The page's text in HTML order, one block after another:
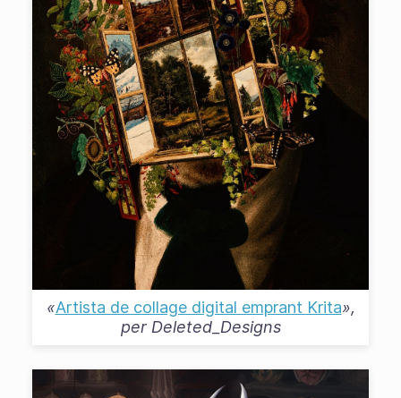
«Artista de collage digital emprant Krita»,
per Deleted_Designs